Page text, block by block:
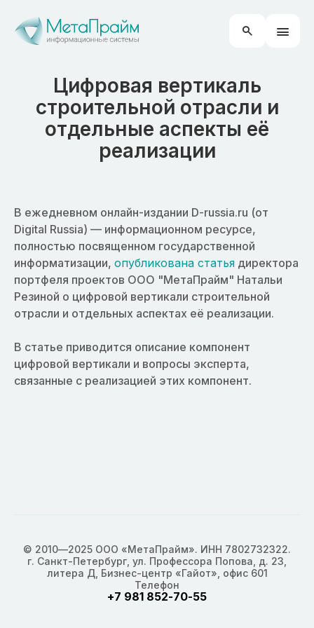
Цифровая вертикаль
строительной отрасли и
отдельные аспекты её
реализации
В ежедневном онлайн-издании D-russia.ru (от
Digital Russia) — информационном ресурсе,
полностью посвященном государственной
информатизации, опубликована статья директора
портфеля проектов ООО "МетаПрайм" Натальи
Резиной о цифровой вертикали строительной
отрасли и отдельных аспектах её реализации.
В статье приводится описание компонент
цифровой вертикали и вопросы эксперта,
связанные с реализацией этих компонент.
© 2010—2025 ООО «МетаПрайм». ИНН 7802732322.
г. Санкт-Петербург, ул. Профессора Попова, д. 23,
литера Д, Бизнес-центр «Гайот», офис 601
Телефон
+7 981 852-70-55